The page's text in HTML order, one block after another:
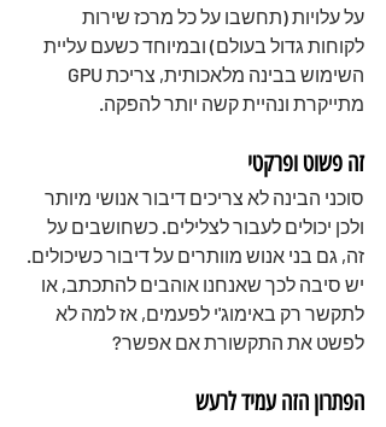
על עלויות (תחשבו על כל מרכז שירות
לקוחות גדול בעולם) ובמיוחד כשעם עליית
מתייקרת ונהיית קשה יותר להפקה.
זה פשוט ופרקטי
סוכני הבינה לא צריכים דיבור אנושי מיותר
ולכן יכולים לעבור לצלילים. כשחושבים על
זה, גם בני אנוש מוותרים על דיבור כשיכולים.
יש סיבה לכך שאנחנו אוהבים להתכתב, או
לתקשר רק באימוג'י לפעמים, אז למה לא
לפשט את התקשורת אם אפשר?
הפתרון הזה עמיד לרעש